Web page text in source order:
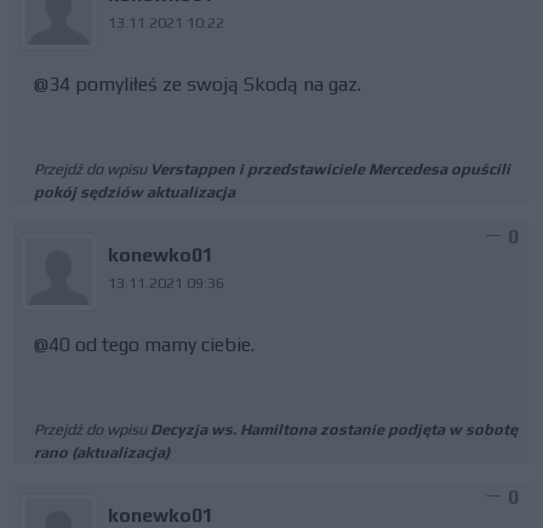
13.11.2021 10:22
@34 pomyliłeś ze swoją Skodą na gaz.
Przejdź do wpisu Verstappen i przedstawiciele Mercedesa opuścili
pokój sędziów aktualizacja
konewko01
13.11.2021 09:36
0
@40 od tego mamy ciebie.
Przejdź do wpisu Decyzja ws. Hamiltona zostanie podjęta w sobotę
rano (aktualizacja)
konewko01
0